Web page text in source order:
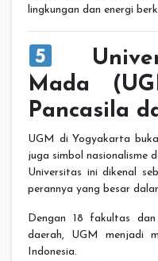
lingkungan dan energi
Mada
Pancasila
UGM di Yogyakarta
juga simbol nasionalisme
Universitas ini dikenal
perannya yang besar
Dengan 18 fakultas
daerah, UGM menjadi
Indonesia.